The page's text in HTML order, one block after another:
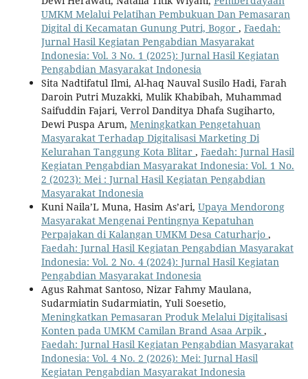
UMKM Melalui Pelatihan Pembukuan Dan Pemasaran
Digital di Kecamatan Gunung Putri, Bogor , Faedah:
Jurnal Hasil Kegiatan Pengabdian Masyarakat
Indonesia: Vol. 3 No. 1 (2025): Jurnal Hasil Kegiatan
Pengabdian Masyarakat Indonesia
Sita Nadtifatul Ilmi, Al-haq Nauval Susilo Hadi, Farah
Daroin Putri Muzakki, Mulik Khabibah, Muhammad
Saifuddin Fajari, Verrol Danditya Dhafa Sugiharto,
Dewi Puspa Arum, Meningkatkan Pengetahuan
Masyarakat Terhadap Digitalisasi Marketing Di
Kelurahan Tanggung Kota Blitar , Faedah: Jurnal Hasil
Kegiatan Pengabdian Masyarakat Indonesia: Vol. 1 No.
2 (2023): Mei : Jurnal Hasil Kegiatan Pengabdian
Masyarakat Indonesia
Kuni Naila’L Muna, Hasim As’ari, Upaya Mendorong
Masyarakat Mengenai Pentingnya Kepatuhan
Perpajakan di Kalangan UMKM Desa Caturharjo ,
Faedah: Jurnal Hasil Kegiatan Pengabdian Masyarakat
Indonesia: Vol. 2 No. 4 (2024): Jurnal Hasil Kegiatan
Pengabdian Masyarakat Indonesia
Agus Rahmat Santoso, Nizar Fahmy Maulana,
Sudarmiatin Sudarmiatin, Yuli Soesetio,
Meningkatkan Pemasaran Produk Melalui Digitalisasi
Konten pada UMKM Camilan Brand Asaa Arpik ,
Faedah: Jurnal Hasil Kegiatan Pengabdian Masyarakat
Indonesia: Vol. 4 No. 2 (2026): Mei: Jurnal Hasil
Kegiatan Pengabdian Masyarakat Indonesia